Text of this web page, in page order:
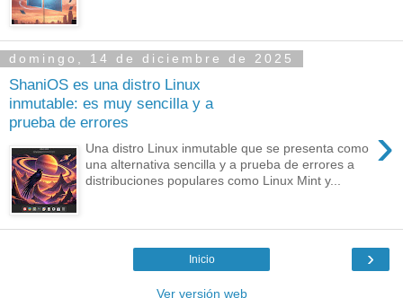
domingo, 14 de diciembre de 2025
ShaniOS es una distro Linux
inmutable: es muy sencilla y a
prueba de errores
›
Una distro Linux inmutable que se presenta como
una alternativa sencilla y a prueba de errores a
distribuciones populares como Linux Mint y...
›
Inicio
Ver versión web